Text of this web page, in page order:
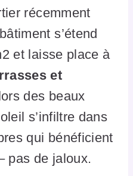
récemment
s’étend
et laisse place à
et
des beaux
s’infiltre dans
qui bénéficient
pas de jaloux.